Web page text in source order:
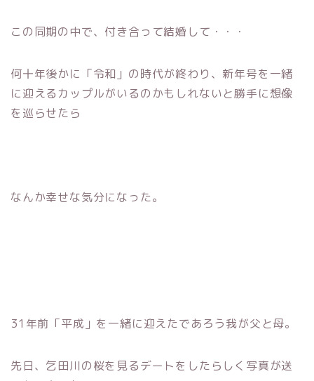
この同期の中で、付き合って結婚して・・・
何十年後かに「令和」の時代が終わり、新年号を一緒
に迎えるカップルがいるのかもしれないと勝手に想像
を巡らせたら
なんか幸せな気分になった。
31年前「平成」を一緒に迎えたであろう我が父と母。
先日、乞田川の桜を見るデートをしたらしく写真が送